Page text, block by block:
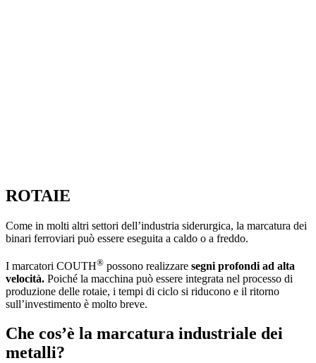
ROTAIE
Come in molti altri settori dell’industria siderurgica, la marcatura dei
binari ferroviari può essere eseguita a caldo o a freddo.
I marcatori COUTH® possono realizzare segni profondi ad alta
velocità. Poiché la macchina può essere integrata nel processo di
produzione delle rotaie, i tempi di ciclo si riducono e il ritorno
sull’investimento è molto breve.
Che cos’è la marcatura industriale dei
metalli?